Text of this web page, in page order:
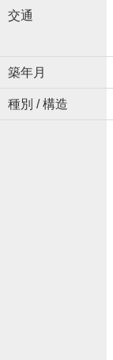
交通
築年月
種別 / 構造